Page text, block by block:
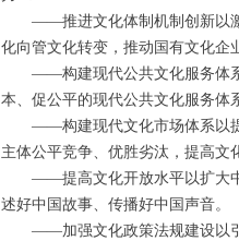
——推进文化体制机制创新以激
化向管文化转变，推动国有文化企
——构建现代公共文化服务体系
本、促公平的现代公共文化服务体
——构建现代文化市场体系以提
主体公平竞争、优胜劣汰，提高文
——提高文化开放水平以扩大中
述好中国故事、传播好中国声音。
——加强文化政策法规建设以引